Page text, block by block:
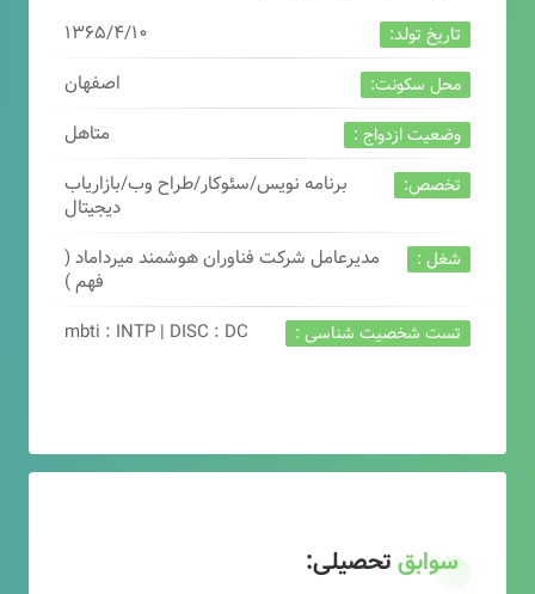
تاریخ تولد: ۱۳۶۵/۴/۱۰
محل سکونت: اصفهان
وضعیت ازدواج : متاهل
تخصص:
برنامه نویس/سئوکار/طراح وب/بازاریاب
دیجیتال
شغل :
مدیرعامل شرکت فناوران هوشمند میرداماد (
فهم )
تست شخصیت شناسی : mbti : INTP | DISC : DC
سوابقتحصیلی: